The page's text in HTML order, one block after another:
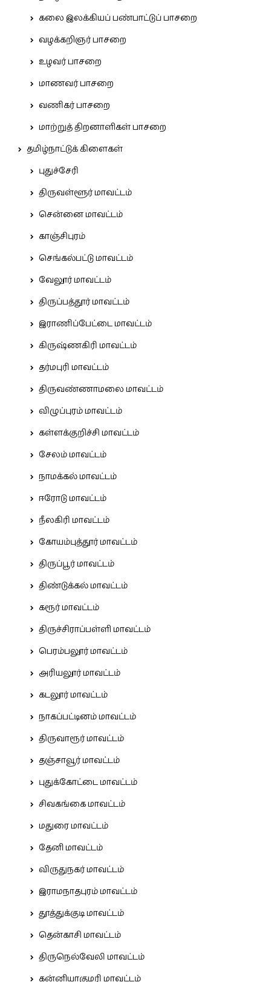
கலை இலக்கியப் பண்பாட்டுப் பாசறை
வழக்கறிஞர் பாசறை
உழவர் பாசறை
மாணவர் பாசறை
வணிகர் பாசறை
மாற்றுத் திறனாளிகள் பாசறை
தமிழ்நாட்டுக் கிளைகள்
புதுச்சேரி
திருவள்ளூர் மாவட்டம்
சென்னை மாவட்டம்
காஞ்சிபுரம்
செங்கல்பட்டு மாவட்டம்
வேலூர் மாவட்டம்
திருப்பத்தூர் மாவட்டம்
இராணிப்பேட்டை மாவட்டம்
கிருஷ்ணகிரி மாவட்டம்
தர்மபுரி மாவட்டம்
திருவண்ணாமலை மாவட்டம்
விழுப்புரம் மாவட்டம்
கள்ளக்குறிச்சி மாவட்டம்
சேலம் மாவட்டம்
நாமக்கல் மாவட்டம்
ஈரோடு மாவட்டம்
நீலகிரி மாவட்டம்
கோயம்புத்தூர் மாவட்டம்
திருப்பூர் மாவட்டம்
திண்டுக்கல் மாவட்டம்
கரூர் மாவட்டம்
திருச்சிராப்பள்ளி மாவட்டம்
பெரம்பலூர் மாவட்டம்
அரியலூர் மாவட்டம்
கடலூர் மாவட்டம்
நாகப்பட்டினம் மாவட்டம்
திருவாரூர் மாவட்டம்
தஞ்சாவூர் மாவட்டம்
புதுக்கோட்டை மாவட்டம்
சிவகங்கை மாவட்டம்
மதுரை மாவட்டம்
தேனி மாவட்டம்
விருதுநகர் மாவட்டம்
இராமநாதபுரம் மாவட்டம்
தூத்துக்குடி மாவட்டம்
தென்காசி மாவட்டம்
திருநெல்வேலி மாவட்டம்
கன்னியாகுமரி மாவட்டம்